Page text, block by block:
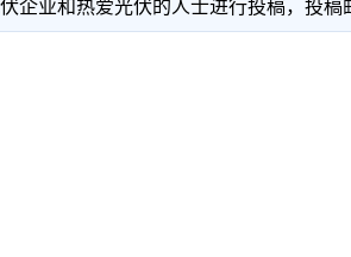
业和热爱光伏的人士进行投稿，投稿邮